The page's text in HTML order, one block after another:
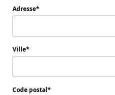
Adresse
Ville
Code postal